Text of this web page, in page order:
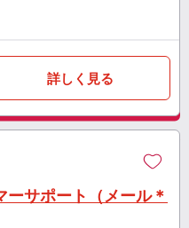
詳しく見る
ーサポート（メール＊